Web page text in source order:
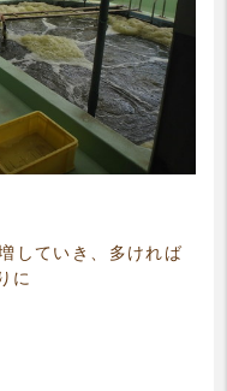
していき、多ければ
に